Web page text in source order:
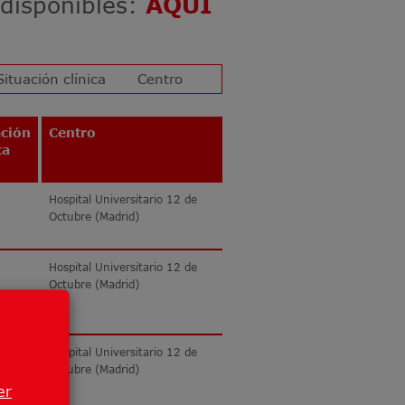
Centro
Hospital Universitario 12 de
Octubre (Madrid)
Hospital Universitario 12 de
Octubre (Madrid)
Hospital Universitario 12 de
Octubre (Madrid)